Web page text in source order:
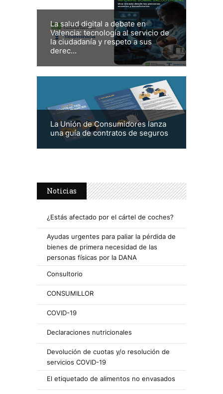
La salud digital a debate en
Valencia: tecnología al servicio de
la ciudadanía y respeto a sus
derec...
La Unión de Consumidores lanza
una guía de contratos de seguros
Noticias
¿Estás afectado por el cártel de coches?
Ayudas urgentes para paliar la pérdida de
bienes de primera necesidad de las
personas físicas por la DANA
Consultorio
CONSUMILLOR
COVID-19
Declaraciones nutricionales
Devolución de cuotas y/o resolución de
servicios COVID-19
El etiquetado de alimentos no envasados